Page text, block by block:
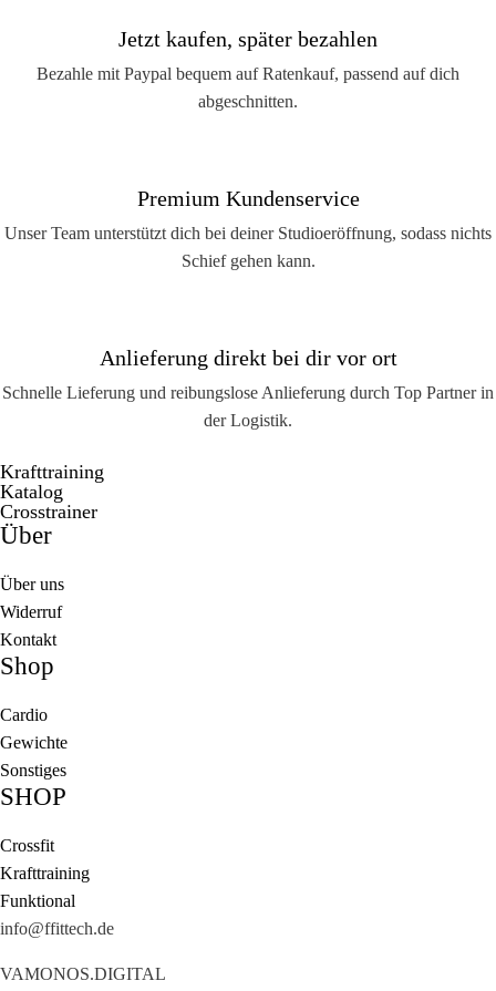
Jetzt kaufen, später bezahlen
Bezahle mit Paypal bequem auf Ratenkauf, passend auf dich
abgeschnitten.
Premium Kundenservice
Unser Team unterstützt dich bei deiner Studioeröffnung, sodass nichts
Schief gehen kann.
Anlieferung direkt bei dir vor ort
Schnelle Lieferung und reibungslose Anlieferung durch Top Partner in
der Logistik.
Krafttraining
Katalog
Crosstrainer
Über
Über uns
Widerruf
Kontakt
Shop
Cardio
Gewichte
Sonstiges
SHOP
Crossfit
Krafttraining
Funktional
info@ffittech.de
VAMONOS.DIGITAL